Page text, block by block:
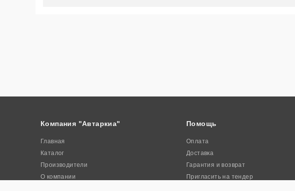
Компания "Автаркиа"
Главная
Каталог
Производители
О компании
Помощь
Оплата
Доставка
Гарантия и возврат
Пригласить на тендер